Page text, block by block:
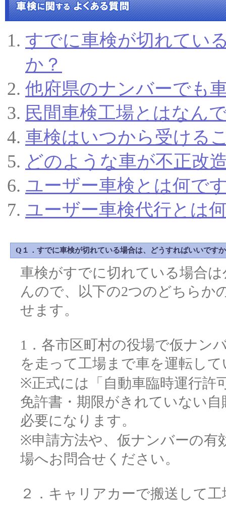
すでに車検が切れてい
か？
他府県のナンバーでも
民間車検工場とはなん
車検はいつから受ける
どのような車が不正改
ユーザー車検とは何で
ユーザー車検代行とは
Q１．すでに車検が切れている場合は、どうすればいいです
車検がすでに切れている場合
んので、以下の2つのどちらか
せます。
1．各市区町村の役場で仮ナン
を走って工場まで車を運転し
※正式には「自動車臨時運行許
免許書・期限がきれていない
必要になります。
※申請方法や、仮ナンバーの有
場へお問合せください。
２．キャリアカーで搬送して